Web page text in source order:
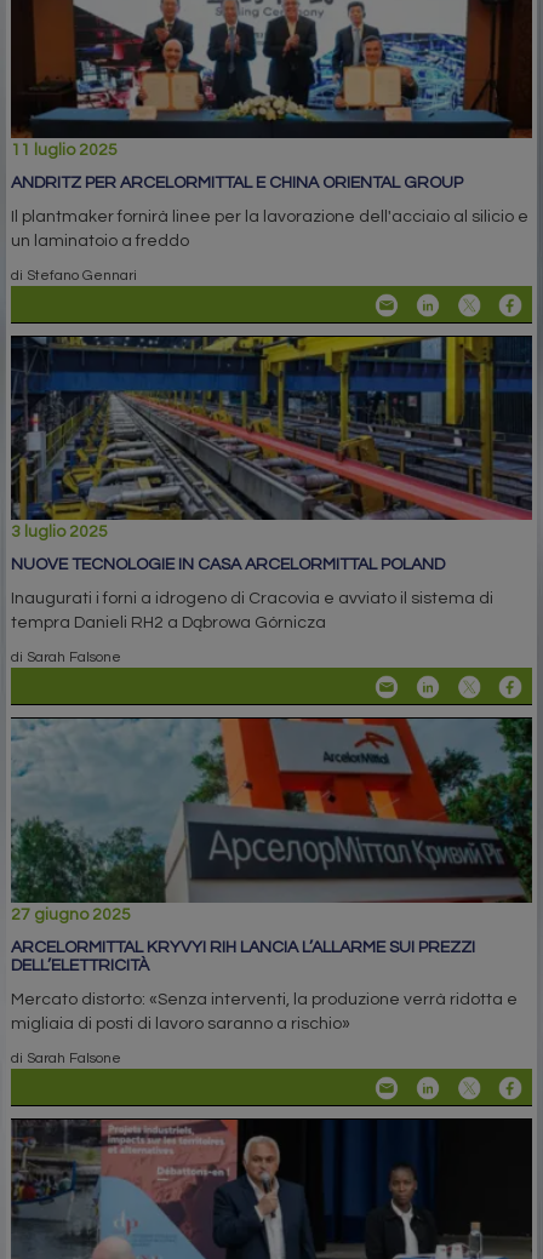
11 luglio 2025
ANDRITZ PER ARCELORMITTAL E CHINA ORIENTAL GROUP
Il plantmaker fornirà linee per la lavorazione dell'acciaio al silicio e
un laminatoio a freddo
di Stefano Gennari
3 luglio 2025
NUOVE TECNOLOGIE IN CASA ARCELORMITTAL POLAND
Inaugurati i forni a idrogeno di Cracovia e avviato il sistema di
tempra Danieli RH2 a Dąbrowa Górnicza
di Sarah Falsone
27 giugno 2025
ARCELORMITTAL KRYVYI RIH LANCIA L’ALLARME SUI PREZZI
DELL’ELETTRICITÀ
Mercato distorto: «Senza interventi, la produzione verrà ridotta e
migliaia di posti di lavoro saranno a rischio»
di Sarah Falsone